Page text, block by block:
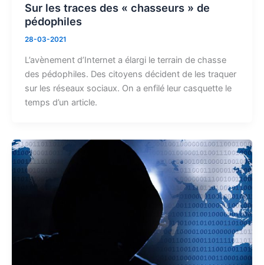
Sur les traces des « chasseurs » de
pédophiles
28-03-2021
L’avènement d’Internet a élargi le terrain de chasse
des pédophiles. Des citoyens décident de les traquer
sur les réseaux sociaux. On a enfilé leur casquette le
temps d’un article.